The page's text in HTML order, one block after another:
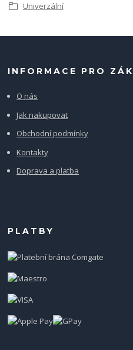
Univerzální
INFORMACE PRO
O nás
Jak nakupovat
Obchodní podmínky
Kontakty
Doprava a platba
PLATBY